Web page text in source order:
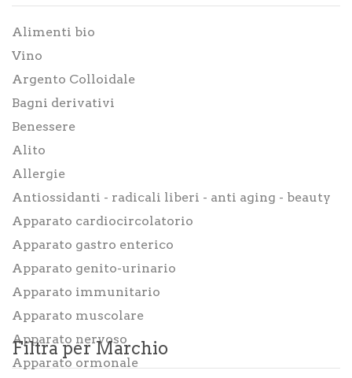
Integratori
Rimedi Naturali
Cosmesi
Dispositivi medici
Alimenti bio
Sport
Tempo Libero
SINTOMI
CHI SIAMO
Alimenti bio
Vino
Argento Colloidale
Bagni derivativi
Benessere
Alito
Allergie
Antiossidanti - radicali liberi - anti aging - beauty
Apparato cardiocircolatorio
Apparato gastro enterico
Apparato genito-urinario
Apparato immunitario
Apparato muscolare
Apparato nervoso
Apparato ormonale
Filtra per Marchio